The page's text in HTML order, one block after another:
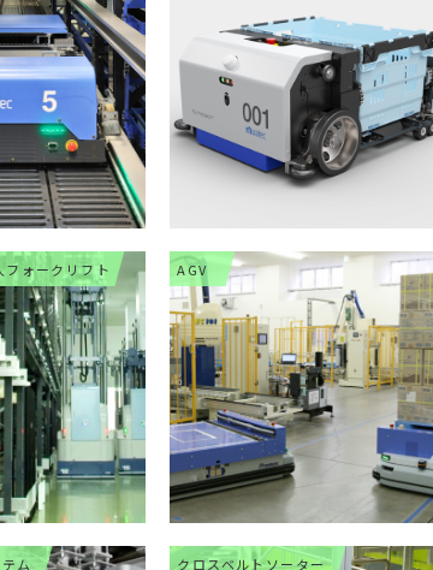
フォークリフト AGV
ム クロスベルトソーター